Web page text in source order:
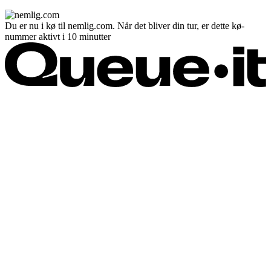
Du er nu i kø til nemlig.com. Når det bliver din tur, er dette kø-
nummer aktivt i 10 minutter